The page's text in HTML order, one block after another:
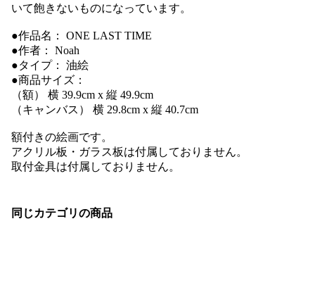
いて飽きないものになっています。
●作品名： ONE LAST TIME
●作者： Noah
●タイプ： 油絵
●商品サイズ：
（額） 横 39.9cm x 縦 49.9cm
（キャンバス） 横 29.8cm x 縦 40.7cm
額付きの絵画です。
アクリル板・ガラス板は付属しておりません。
取付金具は付属しておりません。
同じカテゴリの商品